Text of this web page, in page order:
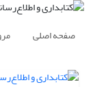
صفحه اصلی